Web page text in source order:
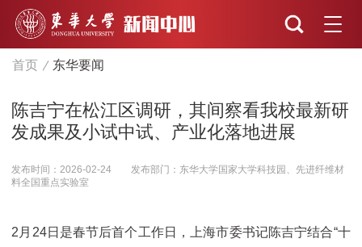
首页 东华要闻
陈吉宁在松江区调研，其间察看我校最新研
发成果及小试中试、产业化落地进展
发布时间：2026-02-24
发布部门：东华大学国家大学科技园、先进纤维材
料全国重点实验室
2月24日是春节后首个工作日，上海市委书记陈吉宁结合“十